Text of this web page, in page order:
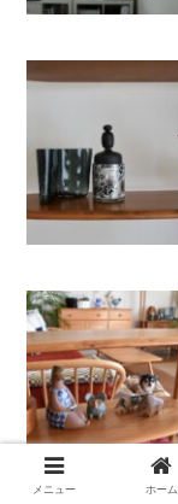
メニュー ホーム